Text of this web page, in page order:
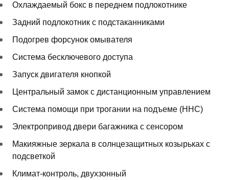
Охлаждаемый бокс в переднем подлокотнике
Задний подлокотник с подстаканниками
Подогрев форсунок омывателя
Система бесключевого доступа
Запуск двигателя кнопкой
Центральный замок с дистанционным управлением
Система помощи при трогании на подъеме (HHC)
Электропривод двери багажника с сенсором
Макияжные зеркала в солнцезащитных козырьках с
подсветкой
Климат-контроль, двухзонный